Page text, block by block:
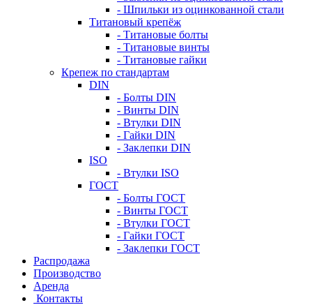
- Шпильки из оцинкованной стали
Титановый крепёж
- Титановые болты
- Титановые винты
- Титановые гайки
Крепеж по стандартам
DIN
- Болты DIN
- Винты DIN
- Втулки DIN
- Гайки DIN
- Заклепки DIN
ISO
- Втулки ISO
ГОСТ
- Болты ГОСТ
- Винты ГОСТ
- Втулки ГОСТ
- Гайки ГОСТ
- Заклепки ГОСТ
Распродажа
Производство
Аренда
Контакты